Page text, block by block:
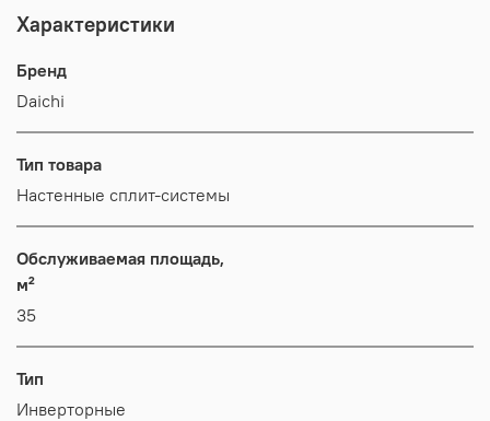
Характеристики
Бренд
Daichi
Тип товара
Настенные сплит-системы
Обслуживаемая площадь,
м²
35
Тип
Инверторные